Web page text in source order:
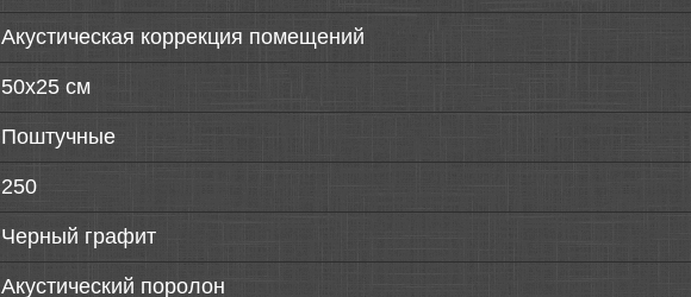
Акустическая коррекция помещений
50х25 см
Поштучные
250
Черный графит
Акустический поролон